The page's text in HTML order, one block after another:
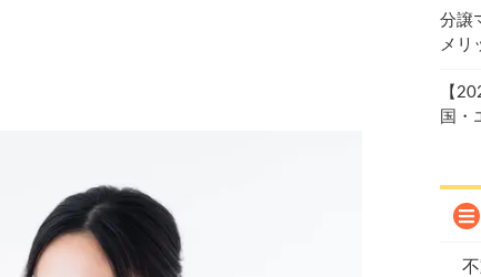
分譲
メリ
【
国・